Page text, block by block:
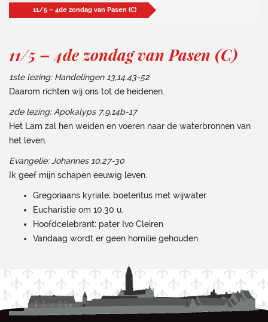
11/5 – 4de zondag van Pasen (C)
11/5 – 4de zondag van Pasen (C)
1ste lezing: Handelingen 13,14.43-52
Daarom richten wij ons tot de heidenen.
2de lezing: Apokalyps 7,9.14b-17
Het Lam zal hen weiden en voeren naar de waterbronnen van
het leven.
Evangelie: Johannes 10,27-30
Ik geef mijn schapen eeuwig leven.
Gregoriaans kyriale; boeteritus met wijwater.
Eucharistie om 10.30 u.
Hoofdcelebrant: pater Ivo Cleiren
Vandaag wordt er geen homilie gehouden.